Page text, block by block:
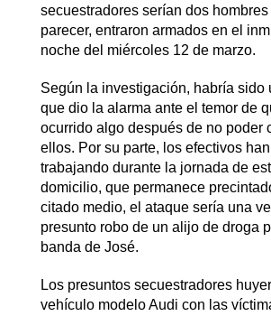
secuestradores serían dos hombres
parecer, entraron armados en el
noche del miércoles 12 de marzo.
Según la investigación, habría sido
que dio la alarma ante el temor de
ocurrido algo después de no poder
ellos. Por su parte, los efectivos
trabajando durante la jornada de
domicilio, que permanece
citado medio, el ataque sería una
presunto robo de un alijo de droga
banda de José.
Los presuntos secuestradores
vehículo modelo Audi con las